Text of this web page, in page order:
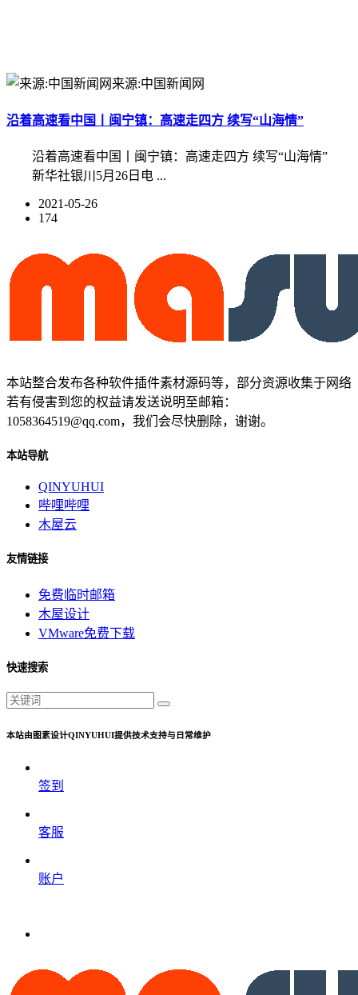
来源:中国新闻网
沿着高速看中国丨闽宁镇：高速走四方 续写“山海情”
沿着高速看中国丨闽宁镇：高速走四方 续写“山海情”
新华社银川5月26日电 ...
2021-05-26
174
本站整合发布各种软件插件素材源码等，部分资源收集于网络
若有侵害到您的权益请发送说明至邮箱：
1058364519@qq.com，我们会尽快删除，谢谢。
本站导航
QINYUHUI
哔哩哔哩
木屋云
友情链接
免费临时邮箱
木屋设计
VMware免费下载
快速搜索
本站由图素设计QINYUHUI提供技术支持与日常维护
签到
客服
账户